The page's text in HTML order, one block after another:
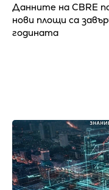
Данните на CBRE
нови площи са
годината